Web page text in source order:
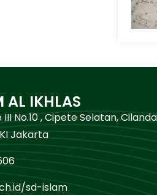
AL IKHLAS
No.10 , Cipete Selatan,
Jakarta
sd-islam